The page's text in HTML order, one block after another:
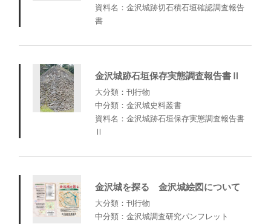
資料名：金沢城跡切石積石垣確認調査報告
書
金沢城跡石垣保存実態調査報告書Ⅱ
大分類：刊行物
中分類：金沢城史料叢書
資料名：金沢城跡石垣保存実態調査報告書
Ⅱ
金沢城を探る 金沢城絵図について
大分類：刊行物
中分類：金沢城調査研究パンフレット